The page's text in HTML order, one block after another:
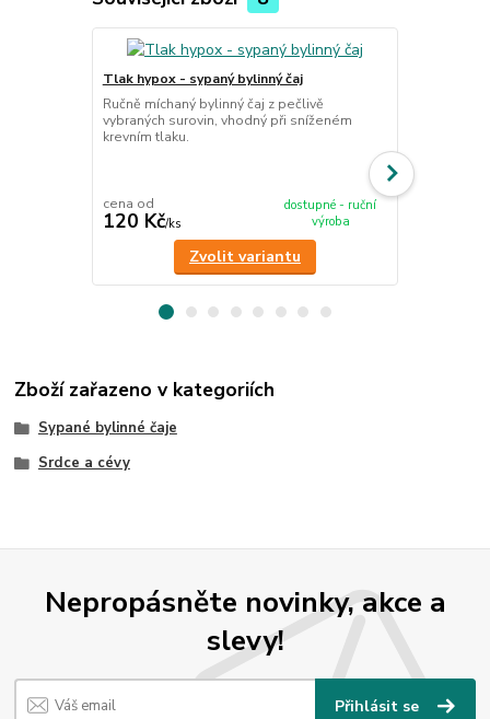
Tlak hypox - sypaný bylinný čaj
Ručně míchaný bylinný čaj z pečlivě
vybraných surovin, vhodný při sníženém
krevním tlaku.
cena od
120 Kč/ks
dostupné - ruční
výroba
Zvolit variantu
Zboží zařazeno v kategoriích
Sypané bylinné čaje
Srdce a cévy
Nepropásněte novinky, akce a
slevy!
Přihlásit se